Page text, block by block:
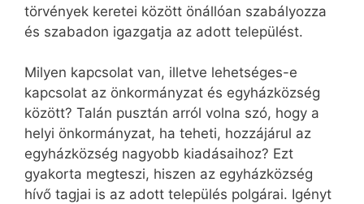
törvények keretei között önállóan szabályozza
és szabadon igazgatja az adott települést.
Milyen kapcsolat van, illetve lehetséges-e
kapcsolat az önkormányzat és egyházközség
között? Talán pusztán arról volna szó, hogy a
helyi önkormányzat, ha teheti, hozzájárul az
egyházközség nagyobb kiadásaihoz? Ezt
gyakorta megteszi, hiszen az egyházközség
hívő tagjai is az adott település polgárai. Igényt